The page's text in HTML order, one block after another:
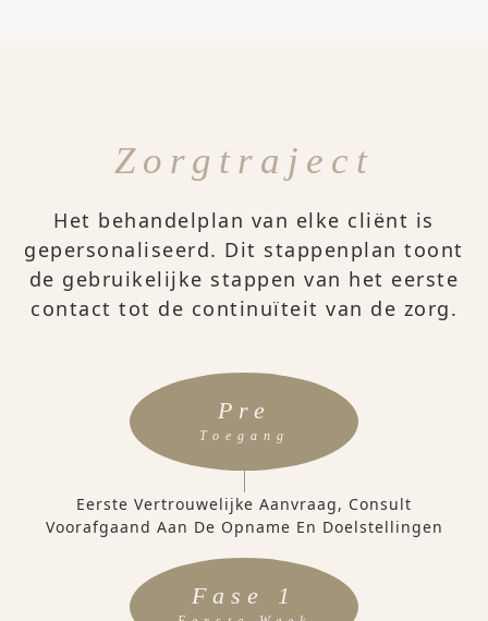
Zorgtraject
Het behandelplan van elke cliënt is
gepersonaliseerd. Dit stappenplan toont
de gebruikelijke stappen van het eerste
contact tot de continuïteit van de zorg.
Pre
Toegang
Eerste Vertrouwelijke Aanvraag, Consult
Voorafgaand Aan De Opname En Doelstellingen
Fase 1